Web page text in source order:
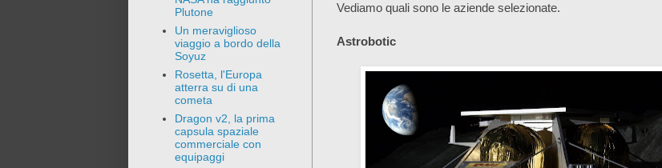
Vediamo quali sono le aziende selezionate.
Astrobotic
Plutone
Un meraviglioso
viaggio a bordo della
Soyuz
Rosetta, l'Europa
atterra su di una
cometa
Dragon v2, la prima
capsula spaziale
commerciale con
equipaggi